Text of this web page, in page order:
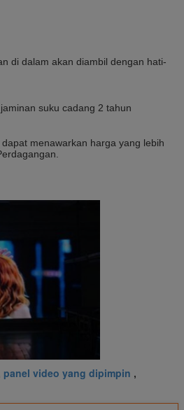
di dalam akan diambil dengan hati-
suku cadang 2 tahun
menawarkan harga yang lebih
panel video yang dipimpin ,